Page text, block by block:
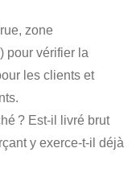
zone
pour vérifier la
les clients et
? Est-il livré brut
y exerce-t-il déjà